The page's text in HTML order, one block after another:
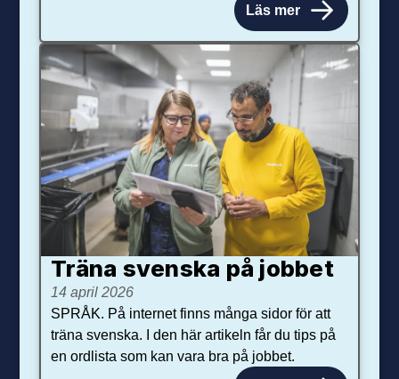
Läs mer
Träna svenska på jobbet
14 april 2026
SPRÅK. På internet finns många sidor för att
träna svenska. I den här artikeln får du tips på
en ordlista som kan vara bra på jobbet.